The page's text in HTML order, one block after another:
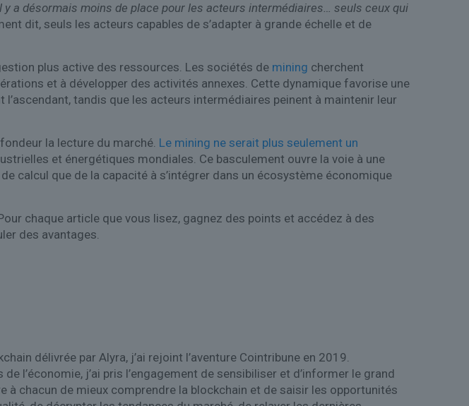
y a désormais moins de place pour les acteurs intermédiaires… seuls ceux qui
dit, seuls les acteurs capables de s’adapter à grande échelle et de
plus active des ressources. Les sociétés de mining cherchent
et à développer des activités annexes. Cette dynamique favorise une
tandis que les acteurs intermédiaires peinent à maintenir leur
la lecture du marché. Le mining ne serait plus seulement un
et énergétiques mondiales. Ce basculement ouvre la voie à une
calcul que de la capacité à s’intégrer dans un écosystème économique
chaque article que vous lisez, gagnez des points et accédez à des
des avantages.
délivrée par Alyra, j’ai rejoint l’aventure Cointribune en 2019.
l’économie, j’ai pris l’engagement de sensibiliser et d’informer le grand
chacun de mieux comprendre la blockchain et de saisir les opportunités